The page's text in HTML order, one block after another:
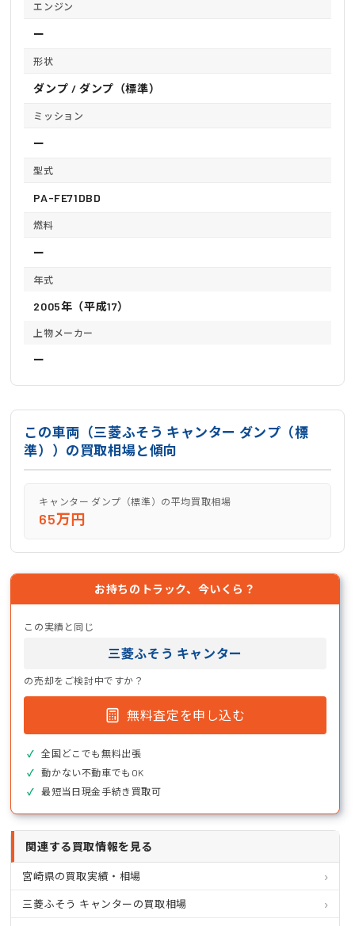
エンジン
ー
形状
ダンプ / ダンプ（標準）
ミッション
ー
型式
PA-FE71DBD
燃料
ー
年式
2005年（平成17）
上物メーカー
ー
この車両（三菱ふそう キャンター ダンプ（標
準））の買取相場と傾向
キャンター ダンプ（標準）の平均買取相場
65万円
お持ちのトラック、今いくら？
この実績と同じ
三菱ふそう キャンター
の売却をご検討中ですか？
無料査定を申し込む
全国どこでも無料出張
動かない不動車でもOK
最短当日現金手続き買取可
関連する買取情報を見る
宮崎県の買取実績・相場
三菱ふそう キャンターの買取相場